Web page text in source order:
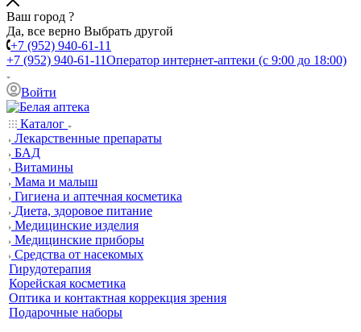
Ваш город ?
Да, все верно Выбрать другой
+7 (952) 940-61-11
+7 (952) 940-61-11Оператор интернет-аптеки (с 9:00 до 18:00)
Войти
Каталог
Лекарственные препараты
БАД
Витамины
Мама и малыш
Гигиена и аптечная косметика
Диета, здоровое питание
Медицинские изделия
Медицинские приборы
Средства от насекомых
Гирудотерапия
Корейская косметика
Оптика и контактная коррекция зрения
Подарочные наборы